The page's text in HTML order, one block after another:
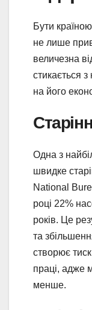
Бути
не лише
величезна
стикається
на його
Одна з
швидке
National
році 22%
років. Це
та
створює
праці, адже
менше.